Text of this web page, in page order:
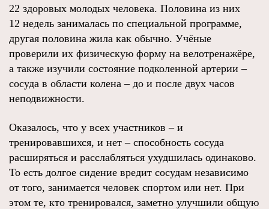
22 здоровых молодых человека. Половина из них
12 недель занималась по специальной программе,
другая половина жила как обычно. Учёные
проверили их физическую форму на велотренажёре,
а также изучили состояние подколенной артерии –
сосуда в области колена – до и после двух часов
неподвижности.
Оказалось, что у всех участников – и
тренировавшихся, и нет – способность сосуда
расширяться и расслабляться ухудшилась одинаково.
То есть долгое сидение вредит сосудам независимо
от того, занимается человек спортом или нет. При
этом те, кто тренировался, заметно улучшили общую